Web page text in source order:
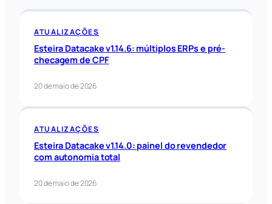
ATUALIZAÇÕES
Esteira Datacake v1.14.6: múltiplos ERPs e pré-
checagem de CPF
20 de maio de 2026
ATUALIZAÇÕES
Esteira Datacake v1.14.0: painel do revendedor
com autonomia total
20 de maio de 2026